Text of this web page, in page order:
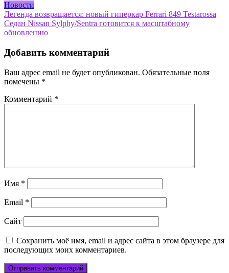
Новости
Навигация
по
Легенда возвращается: новый гиперкар Ferrari 849 Testarossa
Седан Nissan Sylphy/Sentra готовится к масштабному
обновлению
Добавить комментарий
Ваш адрес email не будет опубликован. Обязательные поля
помечены *
Комментарий *
Имя *
Email *
Сайт
Сохранить моё имя, email и адрес сайта в этом браузере для
последующих моих комментариев.